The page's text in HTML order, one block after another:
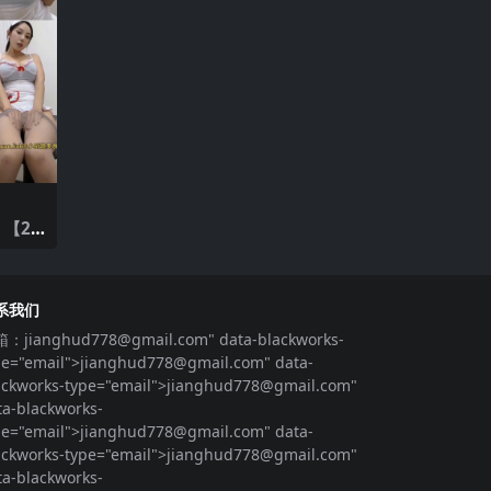
【2
我们
： jianghud778@gmail.com" data-blackworks-
jianghud778@gmail.com" data-
type="email">jianghud778@gmail.com"
blackworks-
jianghud778@gmail.com" data-
type="email">jianghud778@gmail.com"
blackworks-